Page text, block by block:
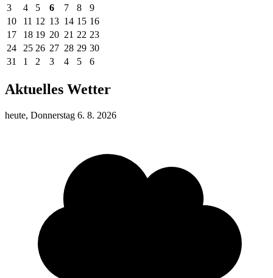
3
4 5 6 7 8
9
10
11 12 13 14 15 16
17
18 19 20 21 22 23
24
25 26 27 28 29 30
31
1 2 3 4 5 6
Aktuelles Wetter
heute, Donnerstag 6. 8. 2026